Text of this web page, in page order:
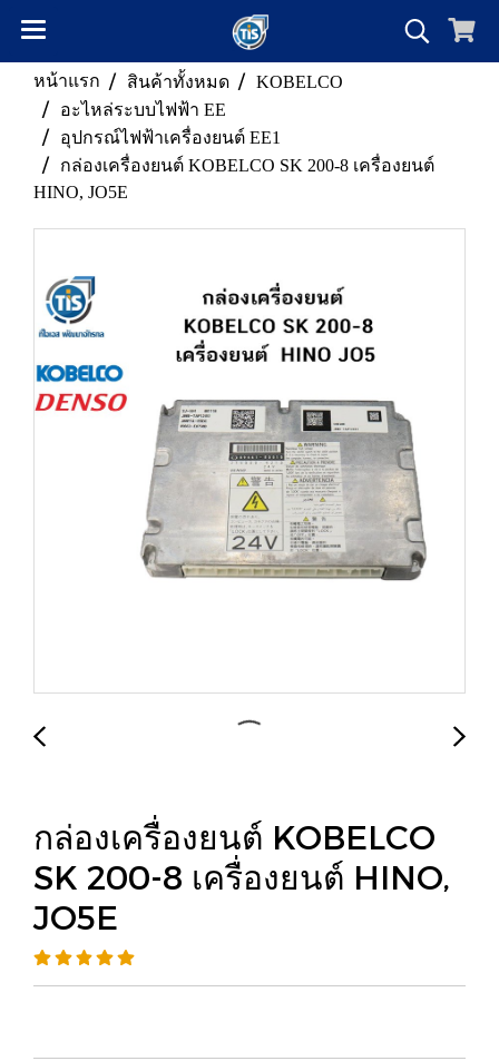
หน้าแรก สินค้าทั้งหมด
KOBELCO
อะไหล่ระบบไฟฟ้า EE
อุปกรณ์ไฟฟ้าเครื่องยนต์ EE1
กล่องเครื่องยนต์ KOBELCO SK 200-8 เครื่องยนต์
HINO, JO5E
กล่องเครื่องยนต์ KOBELCO
SK 200-8 เครื่องยนต์ HINO,
JO5E